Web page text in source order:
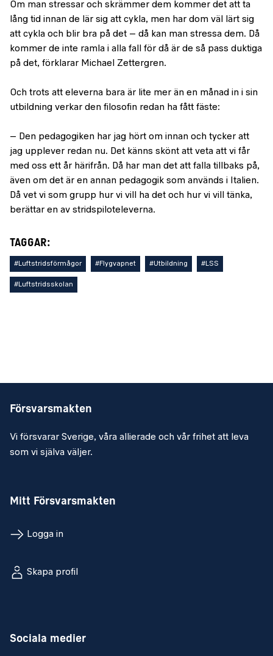
Om man stressar och skrämmer dem kommer det att ta
lång tid innan de lär sig att cykla, men har dom väl lärt sig
att cykla och blir bra på det – då kan man stressa dem. Då
kommer de inte ramla i alla fall för då är de så pass duktiga
på det, förklarar Michael Zettergren.
Och trots att eleverna bara är lite mer än en månad in i sin
utbildning verkar den filosofin redan ha fått fäste:
– Den pedagogiken har jag hört om innan och tycker att
jag upplever redan nu. Det känns skönt att veta att vi får
med oss ett år härifrån. Då har man det att falla tillbaks på,
även om det är en annan pedagogik som används i Italien.
Då vet vi som grupp hur vi vill ha det och hur vi vill tänka,
berättar en av stridspiloteleverna.
TAGGAR:
#Luftstridsförmågor #Flygvapnet #Utbildning #LSS
#Luftstridsskolan
Försvarsmakten
Vi försvarar Sverige, våra allierade och vår frihet att leva
som vi själva väljer.
Mitt Försvarsmakten
Logga in
Skapa profil
Sociala medier